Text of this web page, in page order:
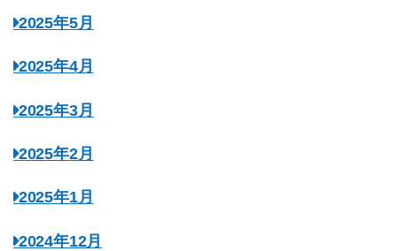
2025年5月
2025年4月
2025年3月
2025年2月
2025年1月
2024年12月